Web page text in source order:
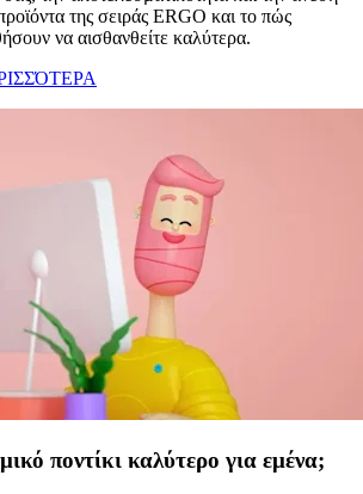
της σειράς ERGO και το πώς
να αισθανθείτε καλύτερα.
ποντίκι καλύτερο για εμένα;